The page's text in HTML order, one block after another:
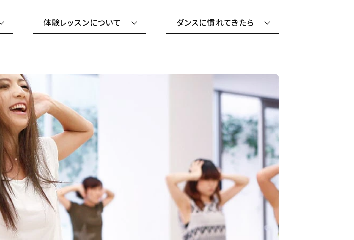
体験レッスンについて ダンスに慣れてきたら